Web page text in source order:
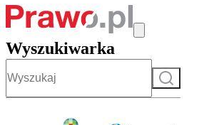
Wyszukiwarka
Szukaj